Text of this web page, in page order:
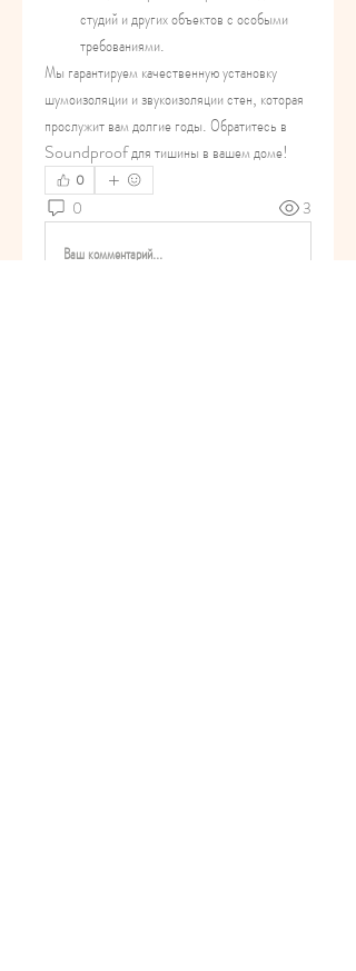
студий и других объектов с особыми
требованиями.
Мы гарантируем качественную установку
шумоизоляции и звукоизоляции стен, которая
прослужит вам долгие годы. Обратитесь в
Soundproof для тишины в вашем доме!
0
0 3
Ваш комментарий...